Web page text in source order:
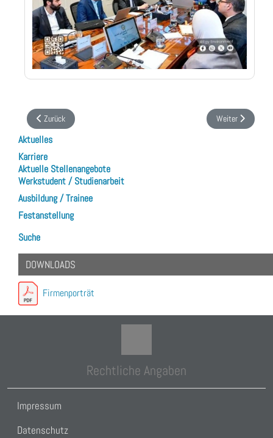
Vorheriger Beitrag: Ausschreibung EU-WRRL erhalten
Zurück Nächster Beitrag:
Weiter
Aktuelles
Karriere
Aktuelle Stellenangebote
Werkstudent / Studienarbeit
Ausbildung / Trainee
Festanstellung
Suche
DOWNLOADS
Firmenporträt
Rechtliche Angaben
Impressum
Datenschutz